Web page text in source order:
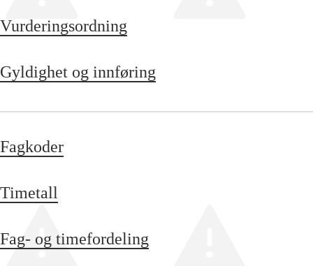
Vurderingsordning
Gyldighet og innføring
Fagkoder
Timetall
Fag- og timefordeling